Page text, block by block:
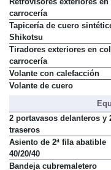
Retrovisores exteriores en
carrocería
Tapicería de cuero sintético
Shikotsu
Tiradores exteriores en
carrocería
Volante con calefacción
2 portavasos delanteros y 2
traseros
Asiento de 2ª fila abatible
40/20/40